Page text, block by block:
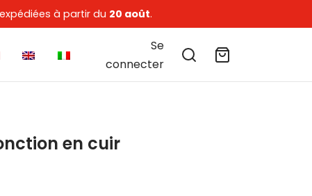
à partir du 20 août.
Se
connecter
en cuir